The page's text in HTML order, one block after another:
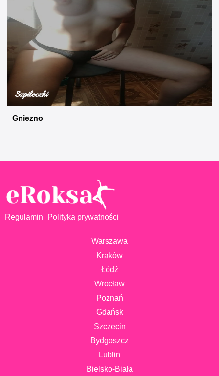
Szpileczki
Gniezno
Regulamin Polityka prywatności
Warszawa
Kraków
Łódź
Wrocław
Poznań
Gdańsk
Szczecin
Bydgoszcz
Lublin
Bielsko-Biała